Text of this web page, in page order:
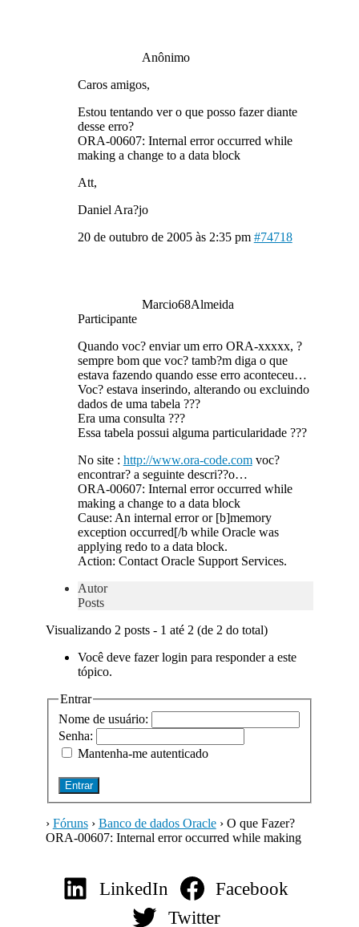
Anônimo
Caros amigos,
Estou tentando ver o que posso fazer diante
desse erro?
ORA-00607: Internal error occurred while
making a change to a data block
Att,
Daniel Ara?jo
20 de outubro de 2005 às 2:35 pm #74718
Marcio68Almeida
Participante
Quando voc? enviar um erro ORA-xxxxx, ?
sempre bom que voc? tamb?m diga o que
estava fazendo quando esse erro aconteceu…
Voc? estava inserindo, alterando ou excluindo
dados de uma tabela ???
Era uma consulta ???
Essa tabela possui alguma particularidade ???
No site : http://www.ora-code.comvoc?
encontrar? a seguinte descri??o…
ORA-00607: Internal error occurred while
making a change to a data block
Cause: An internal error or [b]memory
exception occurred[/b while Oracle was
applying redo to a data block.
Action: Contact Oracle Support Services.
Autor
Posts
Visualizando 2 posts - 1 até 2 (de 2 do total)
Você deve fazer login para responder a este
tópico.
Entrar
Nome de usuário:
Senha:
Mantenha-me autenticado
Entrar
› Fóruns › Banco de dados Oracle › O que Fazer?
ORA-00607: Internal error occurred while making
LinkedIn
Facebook
Twitter